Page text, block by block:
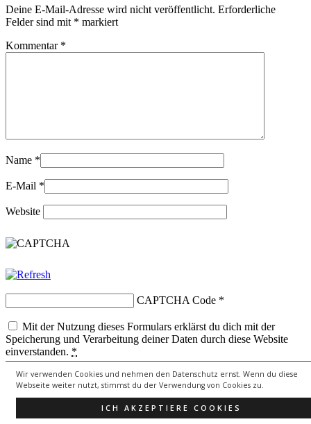
Wir verwenden Cookies und nehmen den Datenschutz ernst. Wenn du diese
Webseite weiter nutzt, stimmst du der Verwendung von Cookies zu.
ICH AKZEPTIERE COOKIES
Deine E-Mail-Adresse wird nicht veröffentlicht. Erforderliche
Felder sind mit * markiert
Kommentar *
Name *
E-Mail *
Website
CAPTCHA Code *
Mit der Nutzung dieses Formulars erklärst du dich mit der
Speicherung und Verarbeitung deiner Daten durch diese Website
einverstanden. *
Copyright © 2026lebenssongs.deAll Rights Reserved.
Theme: Catch Evolution byCatch Themes